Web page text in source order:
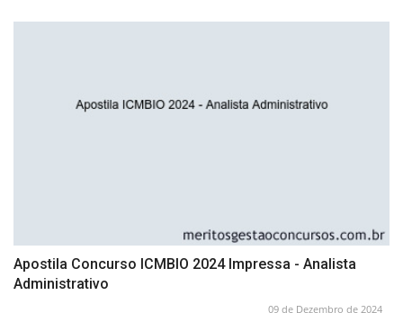
Apostila Concurso ICMBIO 2024 Impressa - Analista
Administrativo
09 de Dezembro de 2024